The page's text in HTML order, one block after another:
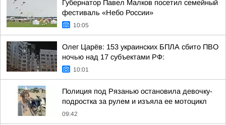
Губернатор Павел Малков посетил семейный
фестиваль «Небо России»
10:05
Олег Царёв: 153 украинских БПЛА сбито ПВО
ночью над 17 субъектами РФ:
10:01
Полиция под Рязанью остановила девочку-
подростка за рулем и изъяла ее мотоцикл
09:42